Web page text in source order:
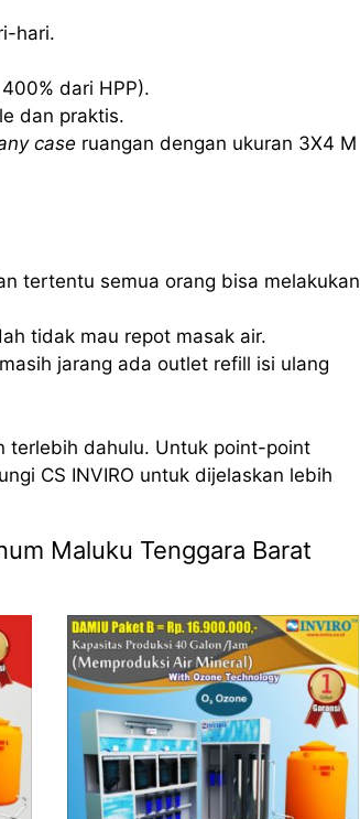
hari.
dari HPP).
dan praktis.
case ruangan dengan ukuran 3X4 M
tertentu semua orang bisa melakukan
tidak mau repot masak air.
jarang ada outlet refill isi ulang
terlebih dahulu. Untuk point-point
CS INVIRO untuk dijelaskan lebih
Maluku Tenggara Barat